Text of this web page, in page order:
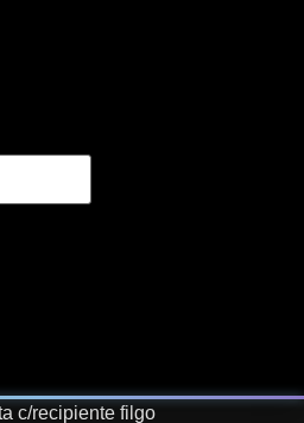
c/recipiente filgo